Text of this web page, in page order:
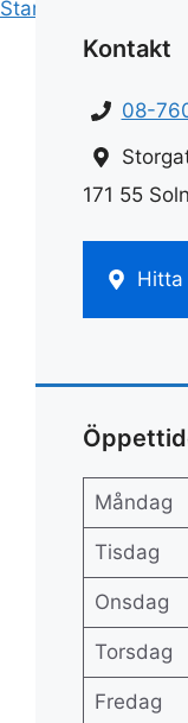
Start
Kontakt
08-
171 55
Hitta
Måndag
Tisdag
Onsdag
Torsdag
Fredag